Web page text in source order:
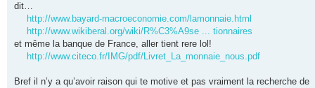
dit…
http://www.bayard-macroeconomie.com/lamonnaie.html
http://www.wikiberal.org/wiki/R%C3%A9se ... tionnaires
et même la banque de France, aller tient rere lol!
http://www.citeco.fr/IMG/pdf/Livret_La_monnaie_nous.pdf
Bref il n’y a qu’avoir raison qui te motive et pas vraiment la recherche de